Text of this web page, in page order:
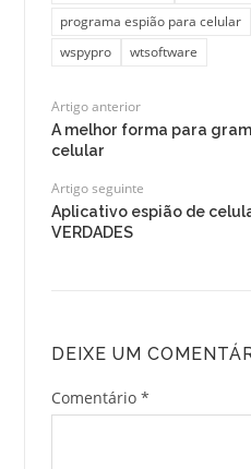
programa espião para celular
wspypro
wtsoftware
Artigo anterior
A melhor forma para
celular
Artigo seguinte
Aplicativo espião de
VERDADES
DEIXE UM
Comentário *